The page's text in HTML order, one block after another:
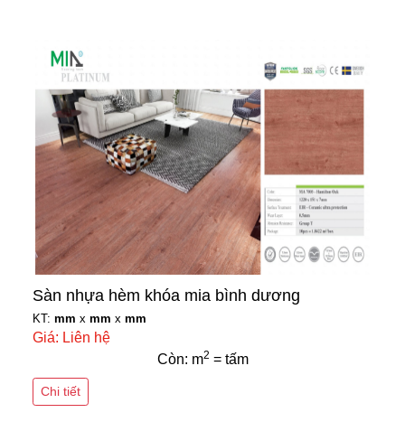
Sàn nhựa hèm khóa mia bình dương
KT: mm x mm x mm
Giá: Liên hệ
Còn: m2 = tấm
Chi tiết